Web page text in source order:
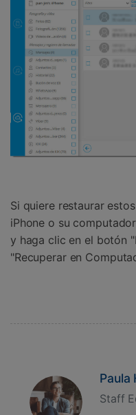
Si quiere restaurar
iPhone o su
y haga clic en el botón
"Recuperar en
Paula
Staff